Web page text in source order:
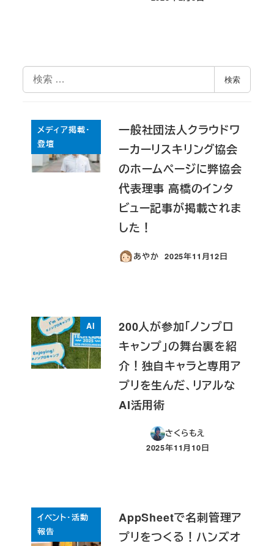
投稿日
索
検索
メディア掲載・
登壇
一般社団法人クラウドワ
ーカーリスキリング協会
のホームページに弊協会
代表理事 高橋のインタ
ビュー記事が掲載されま
した！
あやか
投稿日
2025年11月12日
AI
200人が参加「ノンプロ
キャンプ」の舞台裏を紹
介！独自キャラと専用ア
プリを生んだ、リアルな
AI活用術
さくらもえ
投稿日
2025年11月10日
イベント・活動
報告
AppSheetで名刺管理ア
プリをつくる！ハンズオ